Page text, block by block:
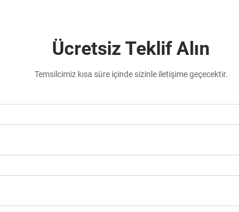
Ücretsiz Teklif Alın
Temsilcimiz kısa süre içinde sizinle iletişime geçecektir.